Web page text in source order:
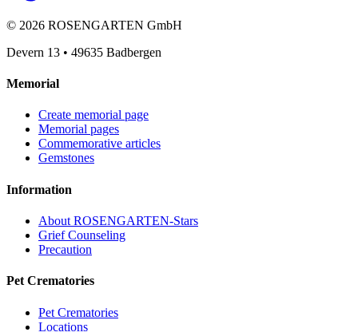
© 2026 ROSENGARTEN GmbH
Devern 13 • 49635 Badbergen
Memorial
Create memorial page
Memorial pages
Commemorative articles
Gemstones
Information
About ROSENGARTEN-Stars
Grief Counseling
Precaution
Pet Crematories
Pet Crematories
Locations